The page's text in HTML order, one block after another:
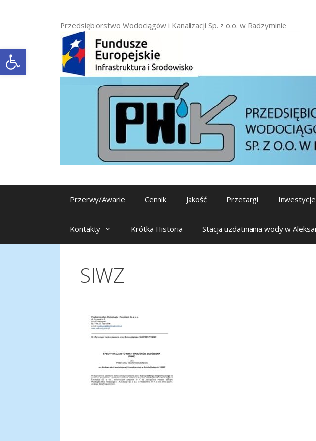
Otwórz pasek narzędzi
Przedsiębiorstwo Wodociągów i Kanalizacji Sp. z o.o. w Radzyminie
Przerwy/Awarie Cennik Jakość Przetargi Inwestycje
Kontakty Krótka Historia Stacja uzdatniania wody w
SIWZ